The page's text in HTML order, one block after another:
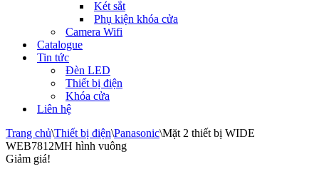
Két sắt
Phụ kiện khóa cửa
Camera Wifi
Catalogue
Tin tức
Đèn LED
Thiết bị điện
Khóa cửa
Liên hệ
Trang chủ\Thiết bị điện\Panasonic\Mặt 2 thiết bị WIDE
WEB7812MH hình vuông
Giảm giá!